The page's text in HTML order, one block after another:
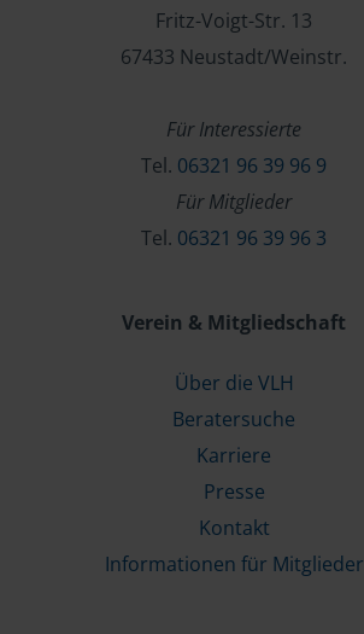
Fritz-Voigt-Str. 13
67433 Neustadt/Weinstr.
Für Interessierte
Tel. 06321 96 39 96 9
Für Mitglieder
Tel. 06321 96 39 96 3
Verein & Mitgliedschaft
Über die VLH
Beratersuche
Karriere
Presse
Kontakt
Informationen für Mitglieder